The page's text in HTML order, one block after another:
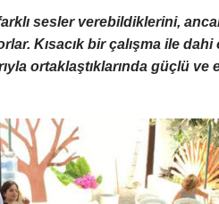
sesler verebildiklerini,
Kısacık bir çalışma ile
ortaklaştıklarında güçlü